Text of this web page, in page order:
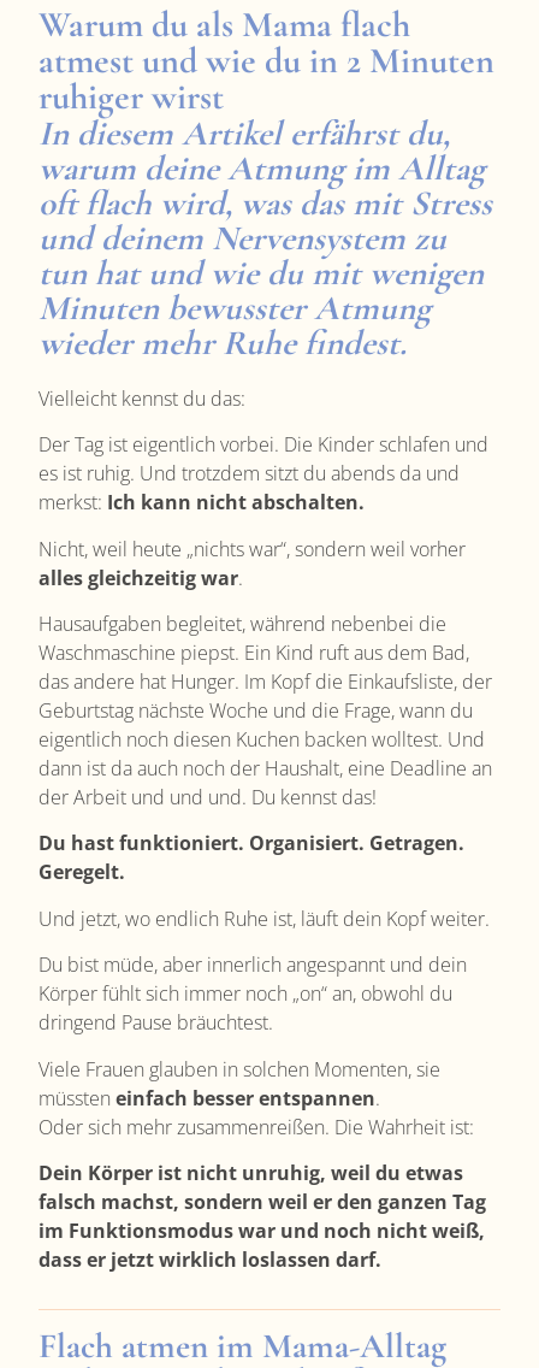
Warum du als Mama flach
atmest und wie du in 2 Minuten
ruhiger wirst
In diesem Artikel erfährst du,
warum deine Atmung im Alltag
oft flach wird, was das mit Stress
und deinem Nervensystem zu
tun hat und wie du mit wenigen
Minuten bewusster Atmung
wieder mehr Ruhe findest.
Vielleicht kennst du das:
Der Tag ist eigentlich vorbei. Die Kinder schlafen und
es ist ruhig. Und trotzdem sitzt du abends da und
merkst: Ich kann nicht abschalten.
Nicht, weil heute „nichts war“, sondern weil vorher
alles gleichzeitig war.
Hausaufgaben begleitet, während nebenbei die
Waschmaschine piepst. Ein Kind ruft aus dem Bad,
das andere hat Hunger. Im Kopf die Einkaufsliste, der
Geburtstag nächste Woche und die Frage, wann du
eigentlich noch diesen Kuchen backen wolltest. Und
dann ist da auch noch der Haushalt, eine Deadline an
der Arbeit und und und. Du kennst das!
Du hast funktioniert. Organisiert. Getragen.
Geregelt.
Und jetzt, wo endlich Ruhe ist, läuft dein Kopf weiter.
Du bist müde, aber innerlich angespannt und dein
Körper fühlt sich immer noch „on“ an, obwohl du
dringend Pause bräuchtest.
Viele Frauen glauben in solchen Momenten, sie
müssteneinfach besser entspannen.
Oder sich mehr zusammenreißen. Die Wahrheit ist:
Dein Körper ist nicht unruhig, weil du etwas
falsch machst, sondern weil er den ganzen Tag
im Funktionsmodus war und noch nicht weiß,
dass er jetzt wirklich loslassen darf.
Flach atmen im Mama-Alltag